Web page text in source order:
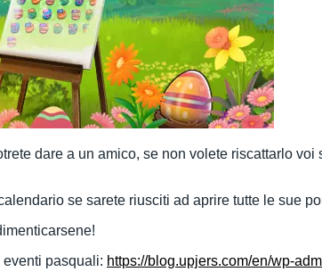
dare a un amico, se non volete riscattarlo voi
se sarete riusciti ad aprire tutte le sue
pasquali: https://blog.upjers.com/en/wp-